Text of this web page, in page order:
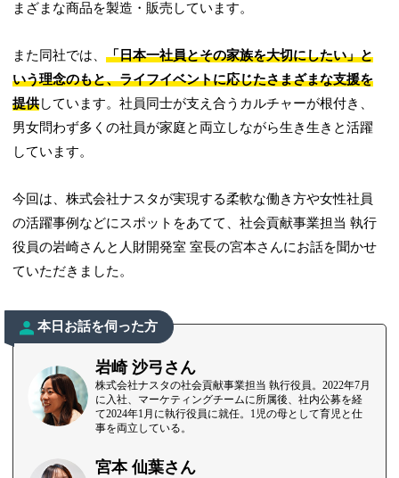
まざまな商品を製造・販売しています。
また同社では、「日本一社員とその家族を大切にしたい」と
いう理念のもと、ライフイベントに応じたさまざまな支援を
提供しています。社員同士が支え合うカルチャーが根付き、
男女問わず多くの社員が家庭と両立しながら生き生きと活躍
しています。
今回は、株式会社ナスタが実現する柔軟な働き方や女性社員
の活躍事例などにスポットをあてて、社会貢献事業担当 執行
役員の岩崎さんと人財開発室 室長の宮本さんにお話を聞かせ
ていただきました。
本日お話を伺った方
岩崎 沙弓さん
株式会社ナスタの社会貢献事業担当 執行役員。2022年7月
に入社、マーケティングチームに所属後、社内公募を経
て2024年1月に執行役員に就任。1児の母として育児と仕
事を両立している。
宮本 仙葉さん